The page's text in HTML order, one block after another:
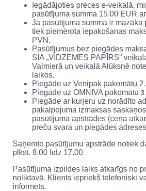
Iegādājoties preces e-veikalā,
pasūtījuma summa 15.00 EUR
Ja pasūtījuma summa ir mazāka
tiek piemērota iepakošanas
PVN.
Pasūtījumus bez piegādes
SIA „VIDZEMES PAPĪRS”
Valmierā un veikalā Alūksnē
laikos.
Piegāde uz Venipak pakomātu
Piegāde uz OMNIVA pakomātu
Piegāde ar kurjeru uz norādīto
pakalpojuma izmaksas
pasūtījuma apstrādes (cena
preču svara un piegādes
Saņemto pasūtījumu apstrāde notiek
plkst. 8.00 līdz 17.00
Pasūtījuma izpildes laiks atkarīgs no
noliktavā. Klients iepriekš telefoniski
informēts.